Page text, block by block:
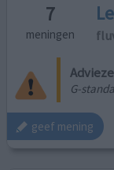
7
meningen
G-
geef mening